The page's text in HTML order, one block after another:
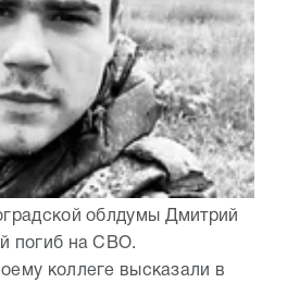
облдумы Дмитрий
погиб на СВО.
коллеге высказали в